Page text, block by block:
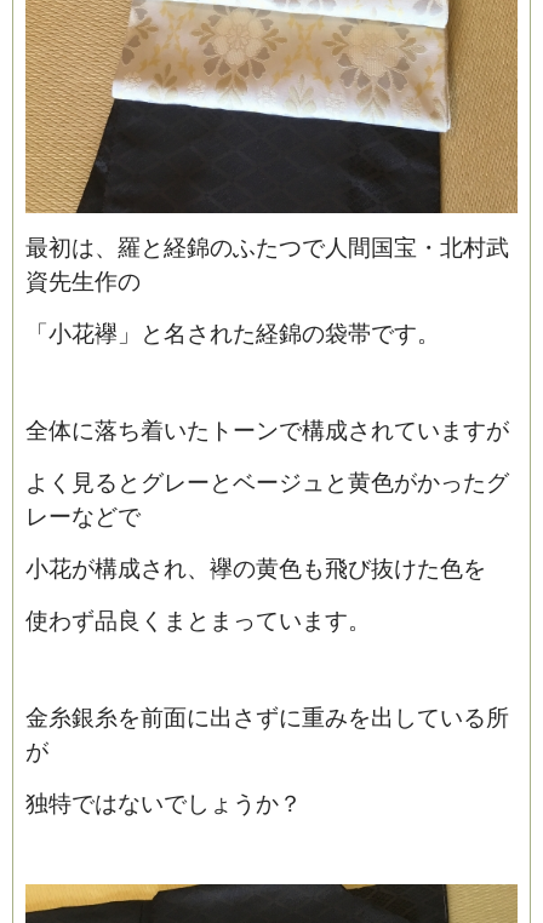
最初は、羅と経錦のふたつで人間国宝・北村武
資先生作の
「小花襷」と名された経錦の袋帯です。
全体に落ち着いたトーンで構成されていますが
よく見るとグレーとベージュと黄色がかったグ
レーなどで
小花が構成され、襷の黄色も飛び抜けた色を
使わず品良くまとまっています。
金糸銀糸を前面に出さずに重みを出している所
が
独特ではないでしょうか？